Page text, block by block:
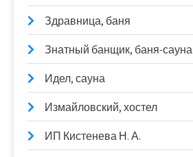
Здравница, баня
Знатный банщик, баня-сауна
Идел, сауна
Измайловский, хостел
ИП Кистенева Н. А.